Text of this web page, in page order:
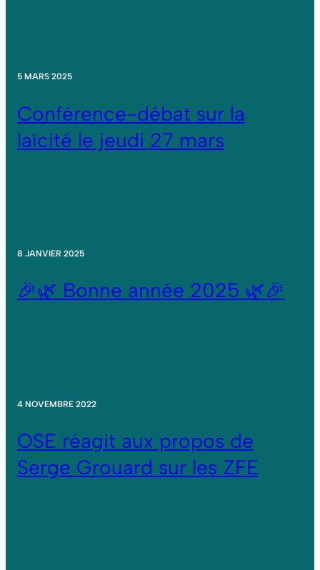
5 MARS 2025
Conférence-débat sur la
laïcité le jeudi 27 mars
8 JANVIER 2025
🎉🌿 Bonne année 2025 🌿🎉
4 NOVEMBRE 2022
OSE réagit aux propos de
Serge Grouard sur les ZFE